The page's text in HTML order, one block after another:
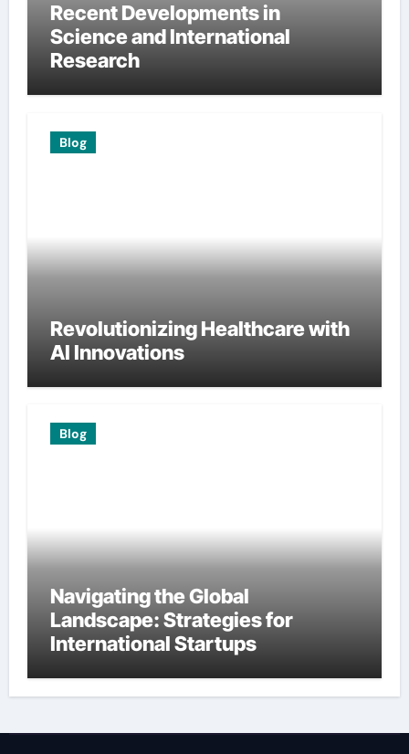
Recent Developments in
Science and International
Research
Blog
Revolutionizing Healthcare with
AI Innovations
Blog
Navigating the Global
Landscape: Strategies for
International Startups